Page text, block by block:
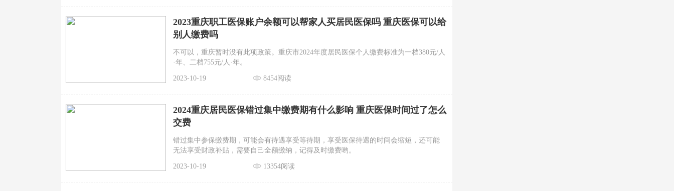
2023重庆职工医保账户余额可以帮家人买居民医保吗 重庆医保可以给
别人缴费吗
不可以，重庆暂时没有此项政策。重庆市2024年度居民医保个人缴费标准​为一档380元/人
·年、二档755元/人·年。
2023-10-19 8454阅读
2024重庆居民医保错过集中缴费期有什么影响 重庆医保时间过了怎么
交费
错过集中参保缴费期，可能会有待遇享受等待期，享受医保待遇的时间会缩短，还可能
无法享受财政补贴，需要自己全额缴纳，记得及时缴费哟。
2023-10-19 13354阅读